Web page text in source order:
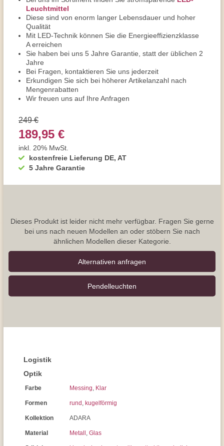
Leuchtmittel
Diese sind von enorm langer Lebensdauer und hoher
Qualität
Mit LED-Technik können Sie die Energieeffizienzklasse
A erreichen
Sie haben bei uns 5 Jahre Garantie, statt der üblichen 2
Jahre
Bei Fragen, kontaktieren Sie uns jederzeit
Erkundigen Sie sich bei höherer Artikelanzahl nach
Mengenrabatten
Wir freuen uns auf Ihre Anfragen
kostenfreie Lieferung DE, AT
5 Jahre Garantie
249 €
189,95 €
inkl. 20% MwSt.
Dieses Produkt ist leider nicht mehr verfügbar. Fragen Sie gerne
bei uns nach neuen Modellen an oder stöbern Sie nach
ähnlichen Modellen dieser Kategorie.
Alternativen anfragen
Pendel­leuchten
Logistik
Optik
Farbe Messing, Klar
Formen rund , kugelförmig
Kollektion ADARA
Material Metall , Glas